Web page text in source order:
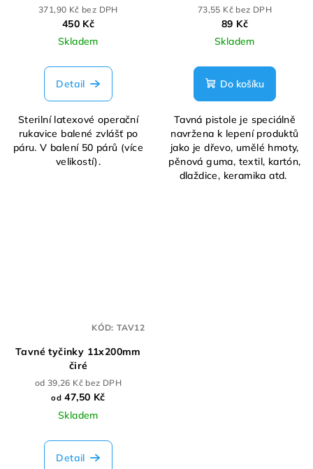
371,90 Kč bez DPH
450 Kč
Skladem
Detail
Sterilní latexové operační
rukavice balené zvlášť po
páru. V balení 50 párů (více
velikostí).
73,55 Kč bez DPH
89 Kč
Skladem
Do košíku
Tavná pistole je speciálně
navržena k lepení produktů
jako je dřevo, umělé hmoty,
pěnová guma, textil, kartón,
dlaždice, keramika atd.
Tavné tyčinky 11x200mm
čiré
od 39,26 Kč bez DPH
od 47,50 Kč
Skladem
Detail
KÓD: TAV12